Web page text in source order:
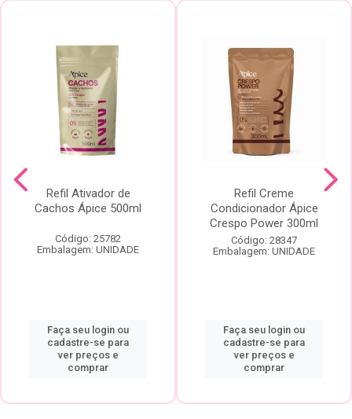
Refil Ativador de
Cachos Ápice 500ml
Código: 25782
Embalagem: UNIDADE
Faça seu login ou
cadastre-se para
ver preços e
comprar
Refil Creme
Condicionador Ápice
Crespo Power 300ml
Código: 28347
Embalagem: UNIDADE
Faça seu login ou
cadastre-se para
ver preços e
comprar